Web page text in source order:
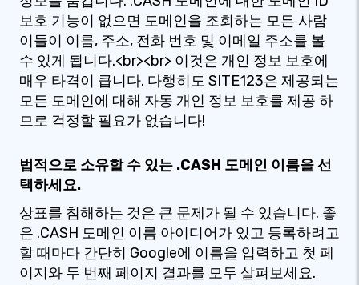
보호 기능이 없으면 도메인을 조회하는 모든 사람
이들이 이름, 주소, 전화 번호 및 이메일 주소를 볼
수 있게 됩니다.<br><br> 이것은 개인 정보 보호에
매우 타격이 큽니다. 다행히도 SITE123은 제공되는
모든 도메인에 대해 자동 개인 정보 보호를 제공 하
므로 걱정할 필요가 없습니다!
법적으로 소유할 수 있는 .CASH 도메인 이름을 선
택하세요.
상표를 침해하는 것은 큰 문제가 될 수 있습니다. 좋
은 .CASH 도메인 이름 아이디어가 있고 등록하려고
할 때마다 간단히 Google에 이름을 입력하고 첫 페
이지와 두 번째 페이지 결과를 모두 살펴보세요.